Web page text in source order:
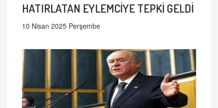
HATIRLATAN EYLEMCİYE TEPKİ GELDİ
10 Nisan 2025 Perşembe